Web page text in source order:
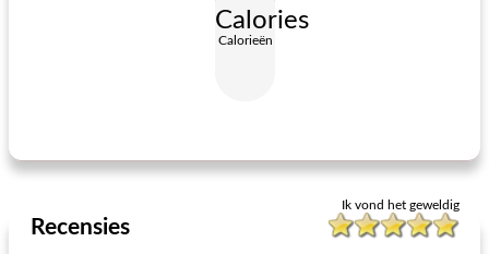
Calories
Calorieën
Ik vond het geweldig
Recensies